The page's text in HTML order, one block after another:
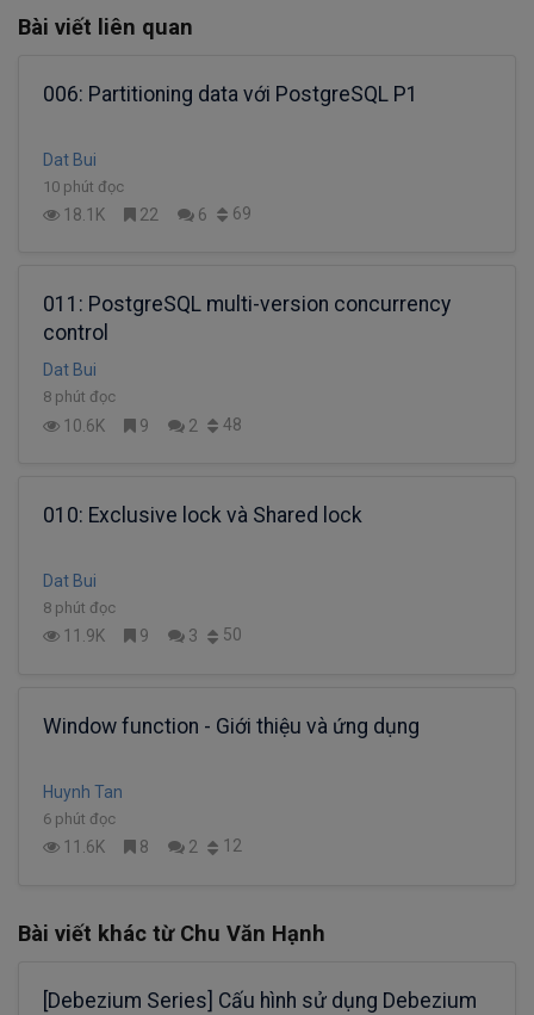
Bài viết liên quan
006: Partitioning data với PostgreSQL P1
Dat Bui
10 phút đọc
18.1K 22 6 69
011: PostgreSQL multi-version concurrency
control
Dat Bui
8 phút đọc
10.6K 9 2 48
010: Exclusive lock và Shared lock
Dat Bui
8 phút đọc
11.9K 9 3 50
Window function - Giới thiệu và ứng dụng
Huynh Tan
6 phút đọc
11.6K 8 2 12
Bài viết khác từ Chu Văn Hạnh
[Debezium Series] Cấu hình sử dụng Debezium